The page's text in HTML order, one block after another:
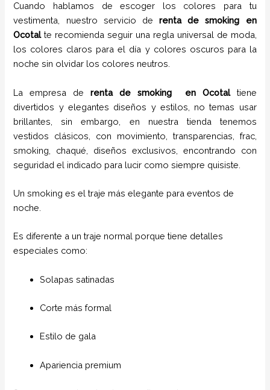
Cuando hablamos de escoger los colores para tu
vestimenta, nuestro servicio derenta de smoking en
Ocotalte recomienda seguir una regla universal de moda,
los colores claros para el día y colores oscuros para la
noche sin olvidar los colores neutros.
La empresa derenta de smoking en Ocotal
tiene
divertidos y elegantes diseños y estilos,
no temas usar
brillantes, sin embargo, en nuestra tienda tenemos
vestidos clásicos, con movimiento, transparencias, frac,
smoking, chaqué, diseños exclusivos, encontrando con
seguridad el indicado para lucir como siempre quisiste.
Un smoking es el traje más elegante para eventos de
noche.
Es diferente a un traje normal porque tiene detalles
especiales como:
Solapas satinadas
Corte más formal
Estilo de gala
Apariencia premium